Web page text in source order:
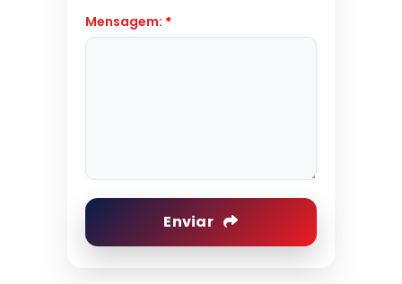
Mensagem: *
Enviar